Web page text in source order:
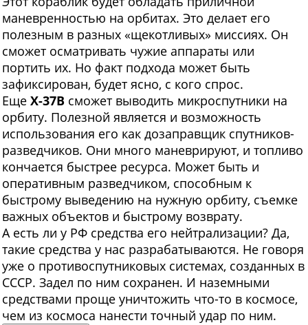
маневренностью на орбитах. Это делает его
полезным в разных «щекотливых» миссиях. Он
сможет осматривать чужие аппараты или
портить их. Но факт подхода может быть
зафиксирован, будет ясно, с кого спрос.
Еще Х-37В сможет выводить микроспутники на
орбиту. Полезной является и возможность
использования его как дозаправщик спутников-
разведчиков. Они много маневрируют, и топливо
кончается быстрее ресурса. Может быть и
оперативным разведчиком, способным к
быстрому выведению на нужную орбиту, съемке
важных объектов и быстрому возврату.
А есть ли у РФ средства его нейтрализации? Да,
такие средства у нас разрабатываются. Не говоря
уже о противоспутниковых системах, созданных в
СССР. Задел по ним сохранен. И наземными
средствами проще уничтожить что-то в космосе,
чем из космоса нанести точный удар по ним.